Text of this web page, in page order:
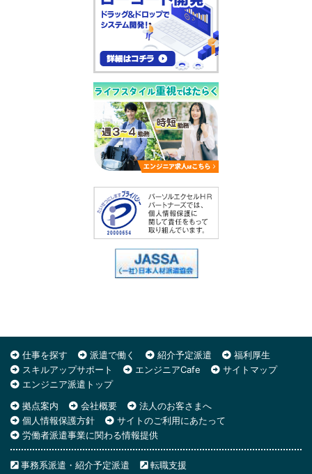
仕事を探す 派遣で働く 紹介予定派遣
福利厚生
スキルアップサポート
エンジニアCafe
サイトマップ
エンジニア派遣トップ
拠点案内
会社概要
法人のお客さまへ
個人情報保護方針
サイトのご利用にあたって
労働者派遣事業に関わる情報提供
事務系派遣・紹介予定派遣
転職支援